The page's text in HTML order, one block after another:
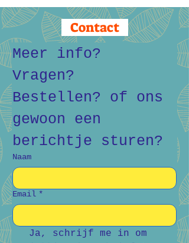
Contact
Meer info?
Vragen?
Bestellen? of ons
gewoon een
berichtje sturen?
Naam
Email *
Ja, schrijf me in om